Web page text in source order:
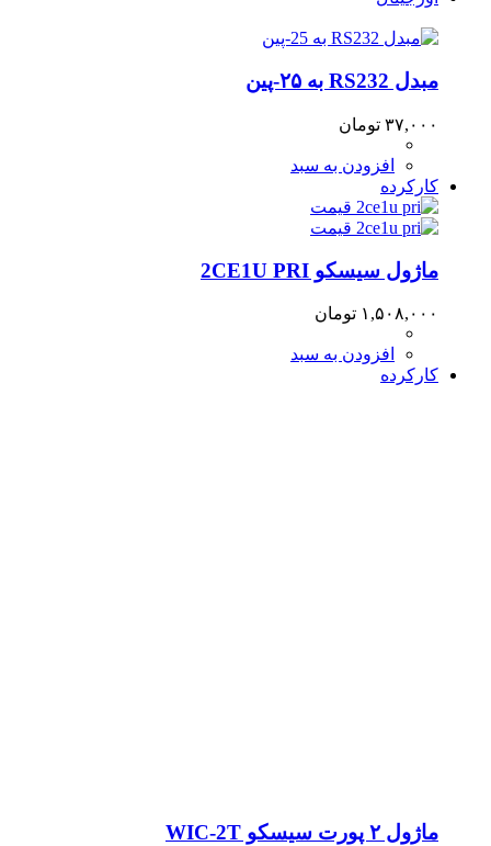
مبدل RS232 به ۲۵-پین
۳۷,۰۰۰ تومان
افزودن به سبد
کارکرده
ماژول سیسکو 2CE1U PRI
۱,۵۰۸,۰۰۰ تومان
افزودن به سبد
کارکرده
ماژول ۲ پورت سیسکو WIC-2T